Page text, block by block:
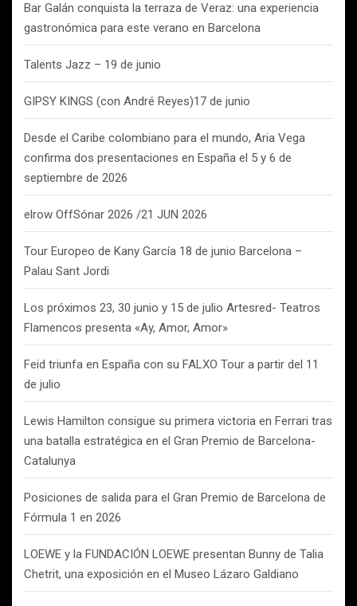
Bar Galán conquista la terraza de Veraz: una experiencia
gastronómica para este verano en Barcelona
Talents Jazz – 19 de junio
GIPSY KINGS (con André Reyes)17 de junio
Desde el Caribe colombiano para el mundo, Aria Vega
confirma dos presentaciones en España el 5 y 6 de
septiembre de 2026
elrow OffSónar 2026 /21 JUN 2026
Tour Europeo de Kany García 18 de junio Barcelona –
Palau Sant Jordi
Los próximos 23, 30 junio y 15 de julio Artesred- Teatros
Flamencos presenta «Ay, Amor, Amor»
Feid triunfa en España con su FALXO Tour a partir del 11
de julio
Lewis Hamilton consigue su primera victoria en Ferrari tras
una batalla estratégica en el Gran Premio de Barcelona-
Catalunya
Posiciones de salida para el Gran Premio de Barcelona de
Fórmula 1 en 2026
LOEWE y la FUNDACIÓN LOEWE presentan Bunny de Talia
Chetrit, una exposición en el Museo Lázaro Galdiano